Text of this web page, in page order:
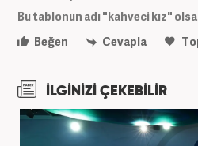
Bu tablonun adı "kahveci kız"
Beğen
Cevapla
İLGİNİZİ ÇEKEBİLİR